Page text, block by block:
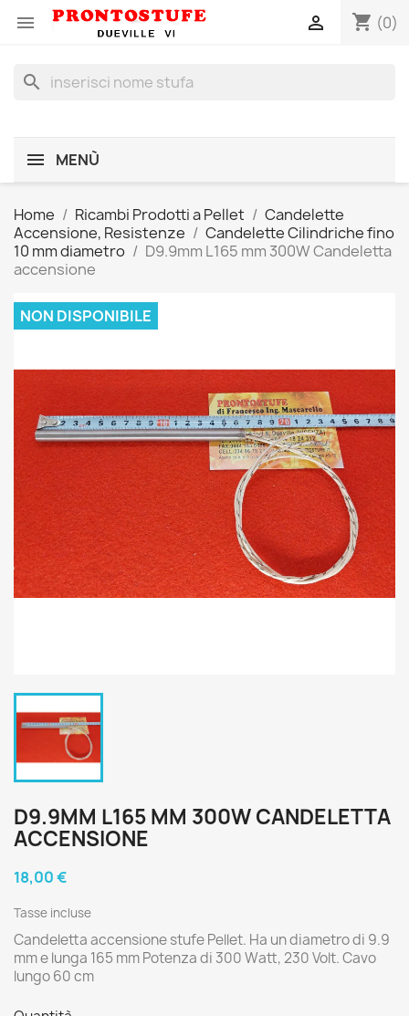
 shopping_cart (0)

search
MENÙ
Home Ricambi Prodotti a Pellet
Candelette
Accensione, Resistenze
Candelette Cilindriche fino
10 mm diametro
D9.9mm L165 mm 300W Candeletta
accensione
NON DISPONIBILE
D9.9MM L165 MM 300W CANDELETTA
ACCENSIONE
18,00 €
Tasse incluse
Candeletta accensione stufe Pellet. Ha un diametro di 9.9
mm e lunga 165 mm Potenza di 300 Watt, 230 Volt. Cavo
lungo 60 cm